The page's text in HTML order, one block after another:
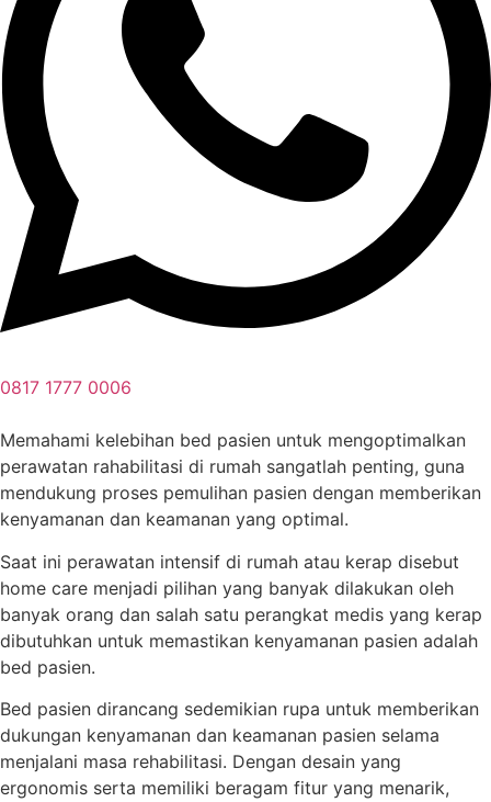
0817 1777 0006
Memahami kelebihan bed pasien untuk mengoptimalkan
perawatan rahabilitasi di rumah sangatlah penting, guna
mendukung proses pemulihan pasien dengan memberikan
kenyamanan dan keamanan yang optimal.
Saat ini perawatan intensif di rumah atau kerap disebut
home care menjadi pilihan yang banyak dilakukan oleh
banyak orang dan salah satu perangkat medis yang kerap
dibutuhkan untuk memastikan kenyamanan pasien adalah
bed pasien.
Bed pasien dirancang sedemikian rupa untuk memberikan
dukungan kenyamanan dan keamanan pasien selama
menjalani masa rehabilitasi. Dengan desain yang
ergonomis serta memiliki beragam fitur yang menarik,